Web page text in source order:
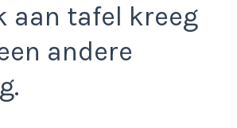
aan tafel kreeg
andere